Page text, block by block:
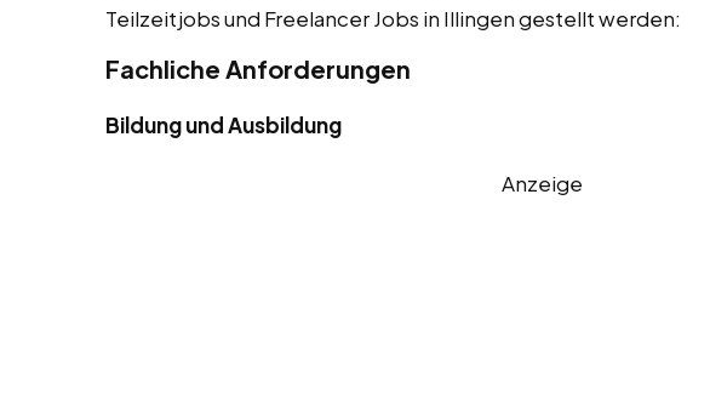
Teilzeitjobs und Freelancer Jobs in Illingen gestellt werden:
Fachliche Anforderungen
Bildung und Ausbildung
Anzeige